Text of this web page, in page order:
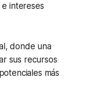
intereses
donde una
sus recursos
más